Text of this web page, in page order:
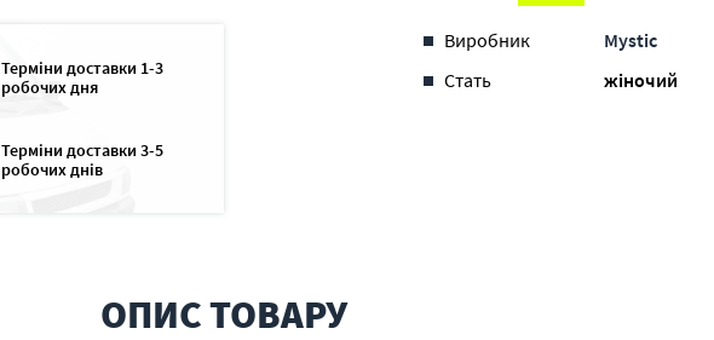
Терміни доставки 1-3
робочих дня
Терміни доставки 3-5
робочих днів
Виробник
Mystic
Стать
жіночий
ОПИС ТОВАРУ